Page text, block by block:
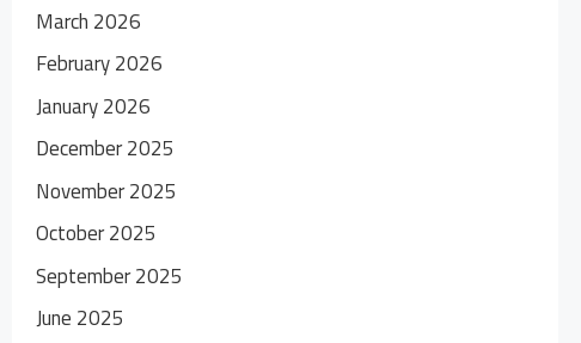
March 2026
February 2026
January 2026
December 2025
November 2025
October 2025
September 2025
June 2025